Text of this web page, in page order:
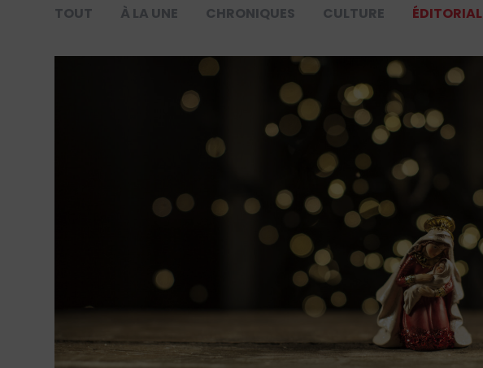
TOUT À LA UNE CHRONIQUES CULTURE ÉDITORIAL